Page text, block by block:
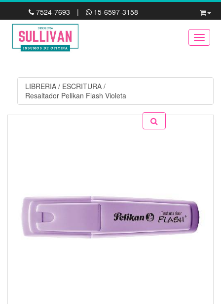
7524-7693 | 15-6597-3158
LIBRERIA / ESCRITURA /
Resaltador Pelikan Flash Violeta